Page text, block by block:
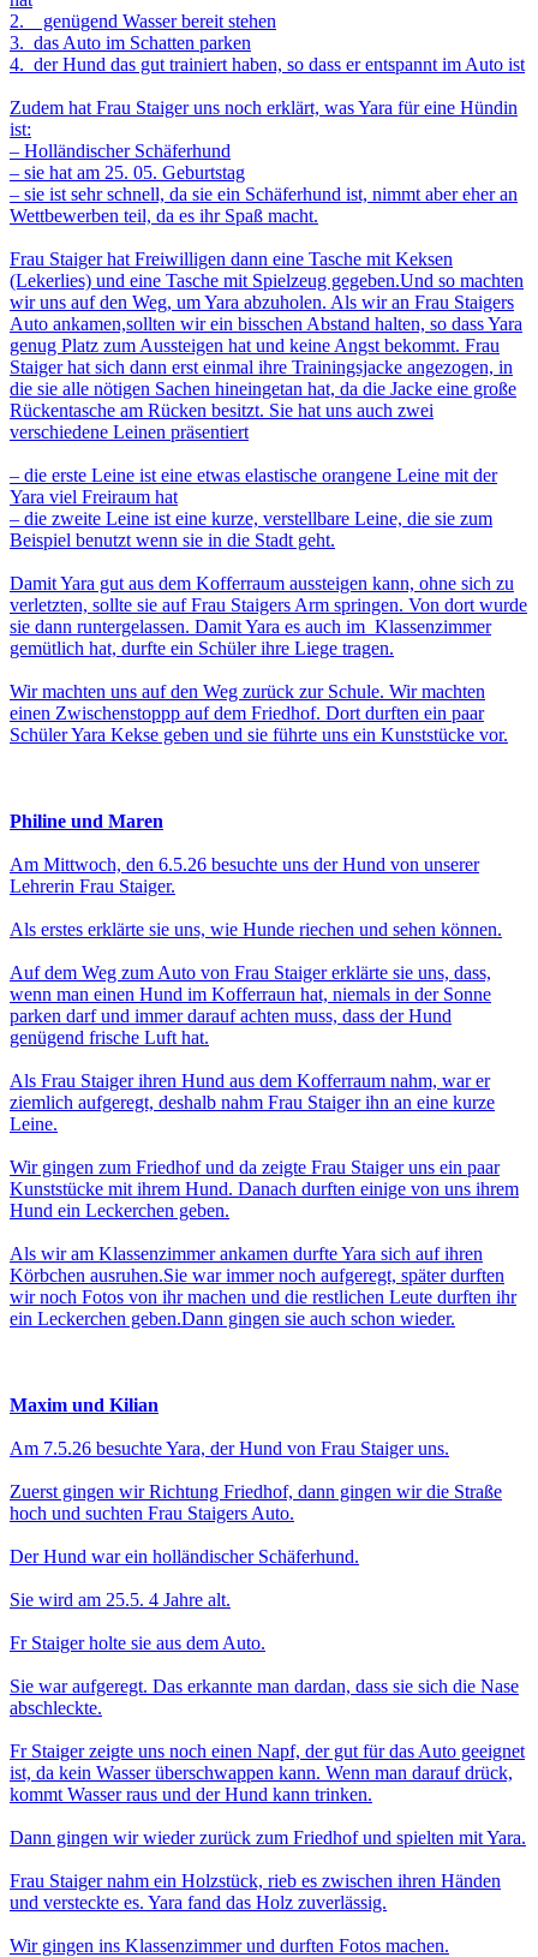
2. genügend Wasser bereit stehen
3. das Auto im Schatten parken
4. der Hund das gut trainiert haben, so dass er entspannt im Auto ist
Zudem hat Frau Staiger uns noch erklärt, was Yara für eine Hündin
ist:
– Holländischer Schäferhund
– sie hat am 25. 05. Geburtstag
– sie ist sehr schnell, da sie ein Schäferhund ist, nimmt aber eher an
Wettbewerben teil, da es ihr Spaß macht.
Frau Staiger hat Freiwilligen dann eine Tasche mit Keksen
(Lekerlies) und eine Tasche mit Spielzeug gegeben.Und so machten
wir uns auf den Weg, um Yara abzuholen. Als wir an Frau Staigers
Auto ankamen,sollten wir ein bisschen Abstand halten, so dass Yara
genug Platz zum Aussteigen hat und keine Angst bekommt. Frau
Staiger hat sich dann erst einmal ihre Trainingsjacke angezogen, in
die sie alle nötigen Sachen hineingetan hat, da die Jacke eine große
Rückentasche am Rücken besitzt. Sie hat uns auch zwei
verschiedene Leinen präsentiert
– die erste Leine ist eine etwas elastische orangene Leine mit der
Yara viel Freiraum hat
– die zweite Leine ist eine kurze, verstellbare Leine, die sie zum
Beispiel benutzt wenn sie in die Stadt geht.
Damit Yara gut aus dem Kofferraum aussteigen kann, ohne sich zu
verletzten, sollte sie auf Frau Staigers Arm springen. Von dort wurde
sie dann runtergelassen. Damit Yara es auch im Klassenzimmer
gemütlich hat, durfte ein Schüler ihre Liege tragen.
Wir machten uns auf den Weg zurück zur Schule. Wir machten
einen Zwischenstoppp auf dem Friedhof. Dort durften ein paar
Schüler Yara Kekse geben und sie führte uns ein Kunststücke vor.
Philine und Maren
Am Mittwoch, den 6.5.26 besuchte uns der Hund von unserer
Lehrerin Frau Staiger.
Als erstes erklärte sie uns, wie Hunde riechen und sehen können.
Auf dem Weg zum Auto von Frau Staiger erklärte sie uns, dass,
wenn man einen Hund im Kofferraun hat, niemals in der Sonne
parken darf und immer darauf achten muss, dass der Hund
genügend frische Luft hat.
Als Frau Staiger ihren Hund aus dem Kofferraum nahm, war er
ziemlich aufgeregt, deshalb nahm Frau Staiger ihn an eine kurze
Leine.
Wir gingen zum Friedhof und da zeigte Frau Staiger uns ein paar
Kunststücke mit ihrem Hund. Danach durften einige von uns ihrem
Hund ein Leckerchen geben.
Als wir am Klassenzimmer ankamen durfte Yara sich auf ihren
Körbchen ausruhen.Sie war immer noch aufgeregt, später durften
wir noch Fotos von ihr machen und die restlichen Leute durften ihr
ein Leckerchen geben.Dann gingen sie auch schon wieder.
Maxim und Kilian
Am 7.5.26 besuchte Yara, der Hund von Frau Staiger uns.
Zuerst gingen wir Richtung Friedhof, dann gingen wir die Straße
hoch und suchten Frau Staigers Auto.
Der Hund war ein holländischer Schäferhund.
Sie wird am 25.5. 4 Jahre alt.
Fr Staiger holte sie aus dem Auto.
Sie war aufgeregt. Das erkannte man dardan, dass sie sich die Nase
abschleckte.
Fr Staiger zeigte uns noch einen Napf, der gut für das Auto geeignet
ist, da kein Wasser überschwappen kann. Wenn man darauf drück,
kommt Wasser raus und der Hund kann trinken.
Dann gingen wir wieder zurück zum Friedhof und spielten mit Yara.
Frau Staiger nahm ein Holzstück, rieb es zwischen ihren Händen
und versteckte es. Yara fand das Holz zuverlässig.
Wir gingen ins Klassenzimmer und durften Fotos machen.